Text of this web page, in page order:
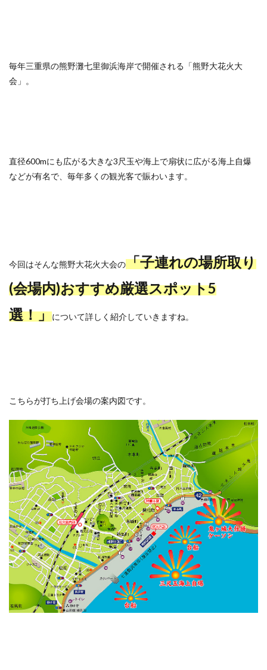
毎年三重県の熊野灘七里御浜海岸で開催される「熊野大花火大
会」。
直径600mにも広がる大きな3尺玉や海上で扇状に広がる海上自爆
などが有名で、毎年多くの観光客で賑わいます。
今回はそんな熊野大花火大会の「子連れの場所取り
(会場内)おすすめ厳選スポット5
選！」について詳しく紹介していきますね。
こちらが打ち上げ会場の案内図です。